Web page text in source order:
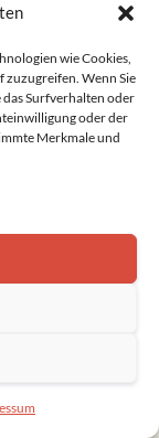
wie Cookies,
Wenn Sie
Surfverhalten oder
oder der
Merkmale und
rights reserved